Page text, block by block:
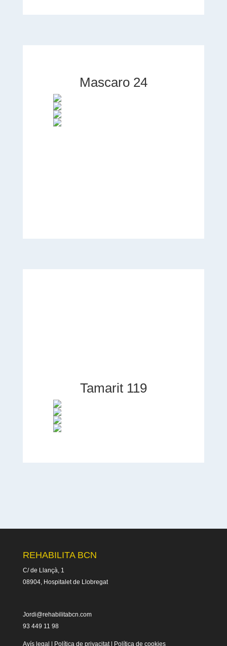
Mascaro 24
Tamarit 119
REHABILITA BCN
C/ de Llançà, 1
08904, Hospitalet de Llobregat
Jordi@rehabilitabcn.com
93 449 11 98
Avís legal | Política de privacitat| Política de cookies